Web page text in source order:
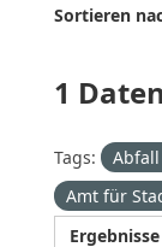
Sortieren
1
Tags: Abfall
Amt für